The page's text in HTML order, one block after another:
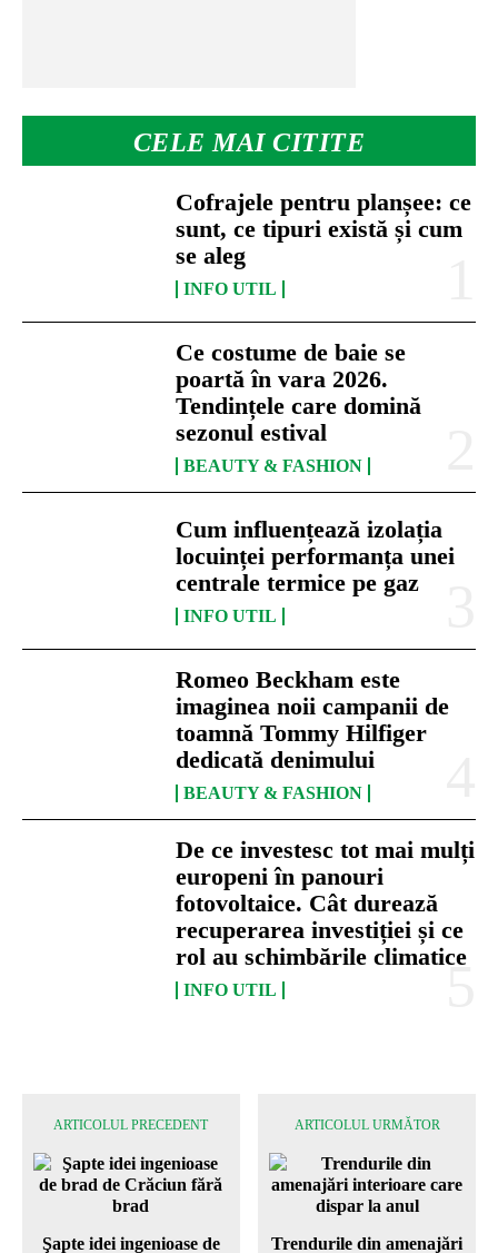
CELE MAI CITITE
Cofrajele pentru planșee: ce
sunt, ce tipuri există și cum
se aleg
INFO UTIL
Ce costume de baie se
poartă în vara 2026.
Tendințele care domină
sezonul estival
BEAUTY & FASHION
Cum influențează izolația
locuinței performanța unei
centrale termice pe gaz
INFO UTIL
Romeo Beckham este
imaginea noii campanii de
toamnă Tommy Hilfiger
dedicată denimului
BEAUTY & FASHION
De ce investesc tot mai mulți
europeni în panouri
fotovoltaice. Cât durează
recuperarea investiției și ce
rol au schimbările climatice
INFO UTIL
ARTICOLUL PRECEDENT
Şapte idei ingenioase de
ARTICOLUL URMĂTOR
Trendurile din amenajări